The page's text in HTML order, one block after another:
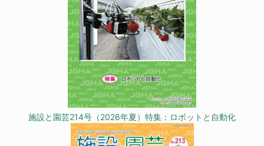
施設と園芸214号（2026年夏）特集：ロボットと自動化